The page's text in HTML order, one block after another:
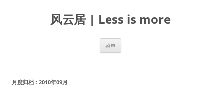
风云居 | Less is more
菜单
月度归档： 2010年09月